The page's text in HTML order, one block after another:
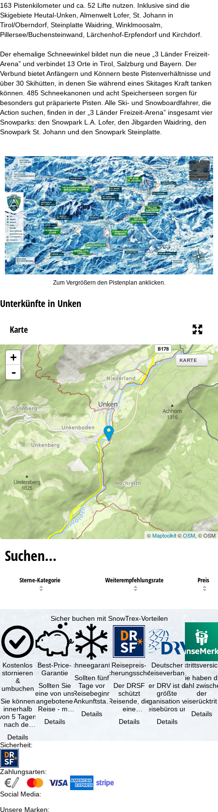
163 Pistenkilometer und ca. 52 Lifte nutzen. Inklusive sind die
Skigebiete Heutal-Unken, Almenwelt Lofer, St. Johann in
Tirol/Oberndorf, Steinplatte Waidring, Winklmoosalm,
Pillersee/Buchensteinwand, Lärchenhof-Erpfendorf und Kirchdorf.
Der ehemalige Schneewinkel bildet nun die neue „3 Länder Freizeit-
Arena” und verbindet 13 Orte in Tirol, Salzburg und Bayern. Der
Verbund bietet Anfängern und Könnern beste Pistenverhältnisse und
über 30 Skihütten, in denen Sie während eines Skitages Kraft tanken
können. 485 Schneekanonen und acht Speicherseen sorgen für
besonders gut präparierte Pisten. Alle Ski- und Snowboardfahrer, die
Action suchen, finden in der „3 Länder Freizeit-Arena” insgesamt vier
Snowparks: den Snowpark L.A. Lofer, den Jibgarden Waidring, den
Snowpark St. Johann und den Snowpark Steinplatte.
Zum Vergrößern den Pistenplan anklicken.
Unterkünfte in Unken
Karte
+
-
KARTE
©Maptoolkit©OSM, © OSM
Suchen…
Sterne-Kategorie Weiterempfehlungsrate Preis
Sicher buchen mit SnowTrex-Vorteilen
Kostenlos
stornieren
&
umbuchen
Sie können
innerhalb
5 Tagen
nach der
kostenfrei
…
Details
Best-Price-
Garantie
Sollten Sie
eine von uns
angebotene
Reise - mit
Leistung und
Details
Schneegarantie
Sollten fünf
Tage vor
Reisebeginn
(Ankunftstag)
Schneemangel
Details
Reisepreis-
Sicherungsschein
Der DRSF
schützt
Reisende, die
eine
oder
Details
Deutscher
Reiseverband
Der DRV ist die
größte
Organisation von
Reisebüros und
Reiseveranstaltern
in …
Details
Sie haben
Wahl
der
(inklusive
Details
Sicherheit:
Zahlungsarten:
Social Media:
Unsere Marken: